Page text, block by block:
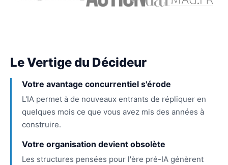
Le Vertige du Décideur
Votre avantage concurrentiel s'érode
L'IA permet à de nouveaux entrants de répliquer en
quelques mois ce que vous avez mis des années à
construire.
Votre organisation devient obsolète
Les structures pensées pour l'ère pré-IA génèrent